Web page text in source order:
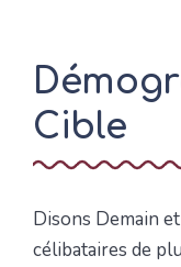
Cible
Disons Demain
célibataires de